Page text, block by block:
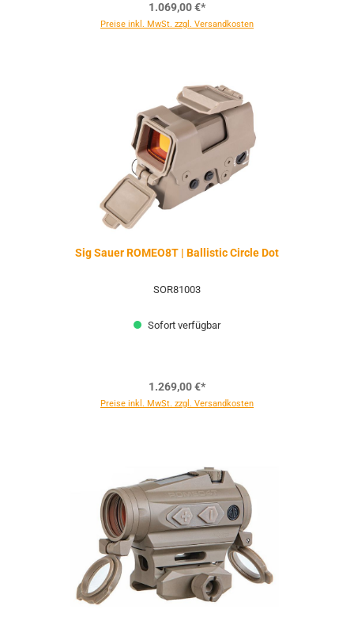
1.069,00 €*
Preise inkl. MwSt. zzgl. Versandkosten
Sig Sauer ROMEO8T | Ballistic Circle Dot
SOR81003
Sofort verfügbar
1.269,00 €*
Preise inkl. MwSt. zzgl. Versandkosten